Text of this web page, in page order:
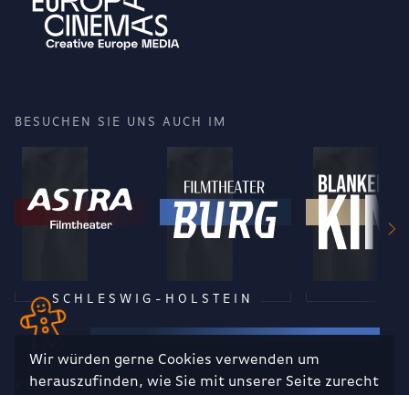
Wir würden gerne Cookies verwenden um
herauszufinden, wie Sie mit unserer Seite zurecht
BESUCHEN SIE UNS AUCH IM
SCHLESWIG-HOLSTEIN
RECHTLICHES